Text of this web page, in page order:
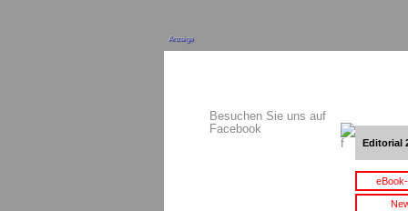
Anzeige
Besuchen Sie uns auf
Facebook
Editorial